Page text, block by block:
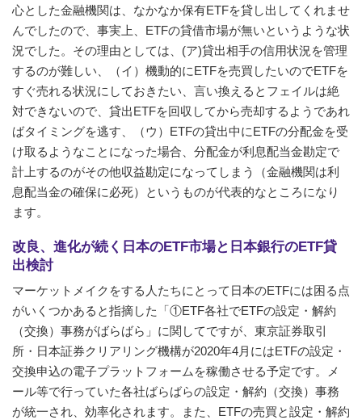
心とした金融機関は、なかなか保有ETFを貸し出してくれませ
んでしたので、事実上、ETFの貸借市場が無いというような状
況でした。その理由としては、(ア)貸出相手の信用状況を管理
するのが難しい、（イ）機動的にETFを売買したいのでETFを
すぐ売れる状況にしておきたい、言い換えるとフェイルは絶
対できないので、貸出ETFを回収してから売却するようであれ
ばタイミングを逃す、（ウ）ETFの貸出中にETFの分配金を受
け取るようなことになった場合、分配金が利息配当金勘定で
計上するのがその他収益勘定になってしまう（金融機関は利
息配当金の確保に必死）というものが代表的なところになり
ます。
改良、進化が続く日本のETF市場と日本銀行のETF貸
出検討
マーケットメイクをする人たちにとって日本のETFには困る点
がいくつかあると指摘した「①ETF各社でETFの設定・解約
（交換）事務がばらばら」に関してですが、東京証券取引
所・日本証券クリアリング機構が2020年4月にはETFの設定・
交換申込の電子プラットフォームを稼働させる予定です。メ
ール等で行っていた各社ばらばらの設定・解約（交換）事務
が統一され、効率化されます。また、ETFの売買と設定・解約